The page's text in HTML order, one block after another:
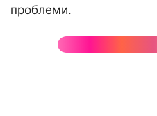
проблеми.